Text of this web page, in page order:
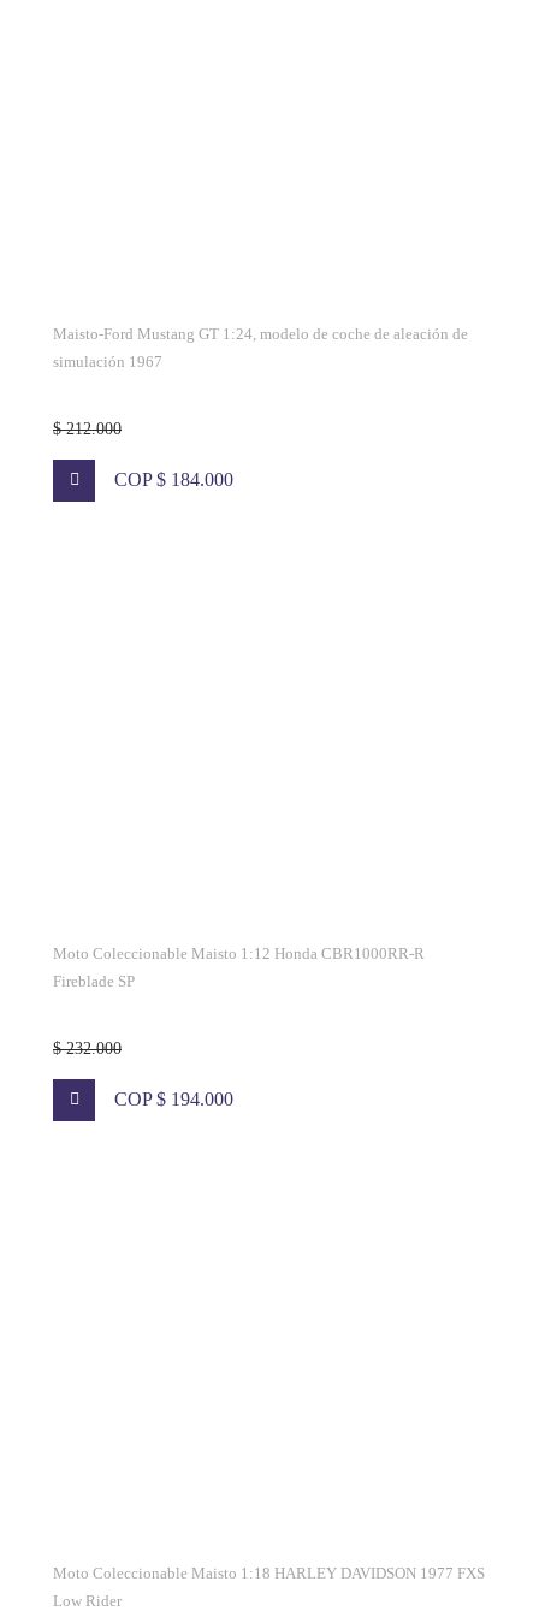
Maisto-Ford Mustang GT 1:24, modelo de coche de aleación de
simulación 1967
$ 212.000
COP $ 184.000
Moto Coleccionable Maisto 1:12 Honda CBR1000RR-R
Fireblade SP
$ 232.000
COP $ 194.000
Moto Coleccionable Maisto 1:18 HARLEY DAVIDSON 1977 FXS
Low Rider